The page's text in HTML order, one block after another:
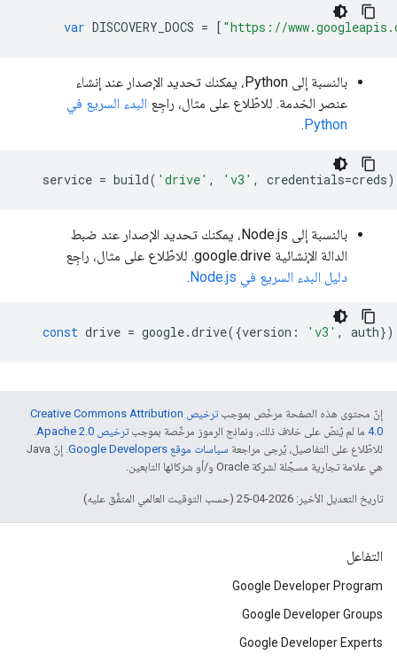
var DISCOVERY_DOCS = [ "https://
بالنسبة إلى Python، يمكنك تحديد الإصدار عند إنشاء
عنصر الخدمة. للاطّلاع على مثال، راجِع البدء السريع في
Python
.
service = build( 'drive' , 'v3' , credentials=creds)
بالنسبة إلى Node.js، يمكنك تحديد الإصدار عند ضبط
الدالة الإنشائية google.drive. للاطّلاع على مثال، راجِع
دليل البدء السريع في Node.js
.
const drive = google.drive({version : 'v3' , auth
إنّ محتوى هذه الصفحة مرخّص بموجب
ترخيص Creative Commons Attribution
4.0‏ ما لم يُنصّ على خلاف ذلك، ونماذج الرموز مرخّصة بموجبترخيص Apache 2.0‏
.
للاطّلاع على التفاصيل، يُرجى مراجعة سياسات موقع Google Developers‏
. إنّ Java
هي علامة تجارية مسجَّلة لشركة Oracle و/أو شركائها التابعين.
تاريخ التعديل الأخير: 2026-04-25 (حسب التوقيت العالمي المتفَّق عليه)
التفاعل
Google Developer Program
Google Developer Groups
Google Developer Experts